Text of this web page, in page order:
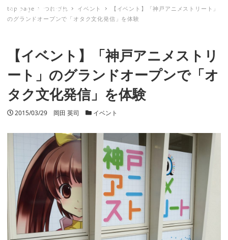
ミナトノキズナ
top page つれづれ イベント
【イベント】「神戸アニメストリート」
のグランドオープンで「オタク文化発信」を体験
【イベント】「神戸アニメストリ
ート」のグランドオープンで「オ
タク文化発信」を体験
投稿日
2015/03/29 著者
岡田 英司 カテゴリー
イベント